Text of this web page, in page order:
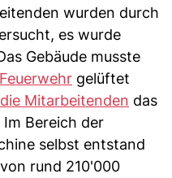
wurden durch
es wurde
Gebäude musste
Feuerwehr gelüftet
die Mitarbeitenden das
Im Bereich der
selbst entstand
rund 210'000